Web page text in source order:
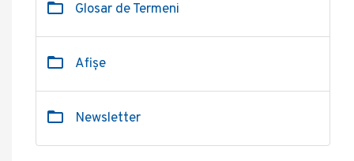
Glosar de Termeni
Afișe
Newsletter